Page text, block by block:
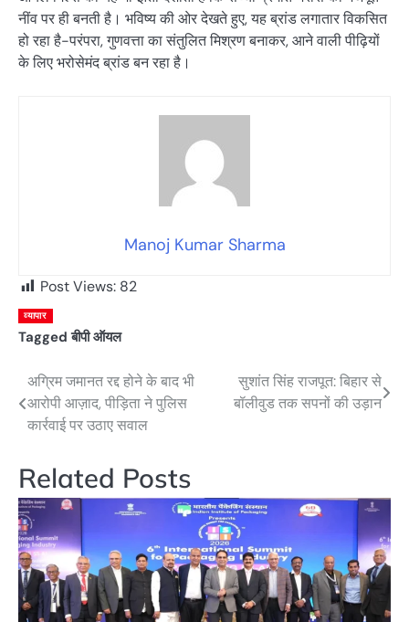
नींव पर ही बनती है। भविष्य की ओर देखते हुए, यह ब्रांड लगातार विकसित
हो रहा है-परंपरा, गुणवत्ता का संतुलित मिश्रण बनाकर, आने वाली पीढ़ियों
के लिए भरोसेमंद ब्रांड बन रहा है।
Manoj Kumar Sharma
Post Views: 82
व्यापार
Taggedबीपी ऑयल
Post
navigation
अग्रिम जमानत रद्द होने के बाद भी
आरोपी आज़ाद, पीड़िता ने पुलिस
कार्रवाई पर उठाए सवाल
सुशांत सिंह राजपूत: बिहार से
बॉलीवुड तक सपनों की उड़ान
Related Posts